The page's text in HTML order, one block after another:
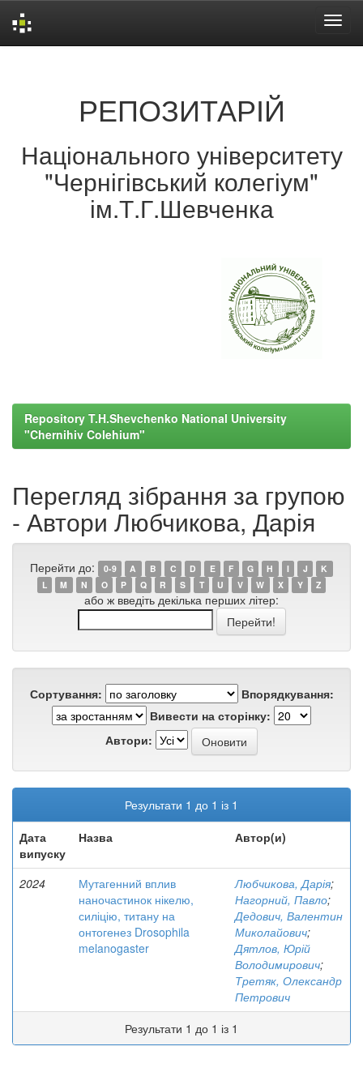
РЕПОЗИТАРІЙ
Національного університету
"Чернігівський колегіум"
ім.Т.Г.Шевченка
Repository T.H.Shevchenko National University
"Chernihiv Colehium"
Перегляд зібрання за групою
- Автори Любчикова, Дарія
Перейти до: 0-9 A B C D E F G H I J
K
L
M N O P Q R S T U V W X Y Z
або ж введіть декілька перших літер:
Сортування:
Впорядкування:
Вивести на сторінку:
Автори:
Результати 1 до 1 із 1
Дата
випуску
Назва Автор(и)
2024
Мутагенний вплив
наночастинок нікелю,
силіцію, титану на
онтогенез Drosophila
melanogaster
Любчикова, Дарія;
Нагорний, Павло;
Дедович, Валентин
Миколайович;
Дятлов, Юрій
Володимирович;
Третяк, Олександр
Петрович
Результати 1 до 1 із 1